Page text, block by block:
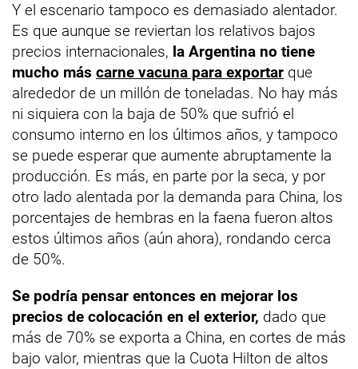
Y el escenario tampoco es demasiado alentador.
Es que aunque se reviertan los relativos bajos
precios internacionales, la Argentina no tiene
mucho más carne vacuna para exportar que
alrededor de un millón de toneladas. No hay más
ni siquiera con la baja de 50% que sufrió el
consumo interno en los últimos años, y tampoco
se puede esperar que aumente abruptamente la
producción. Es más, en parte por la seca, y por
otro lado alentada por la demanda para China, los
porcentajes de hembras en la faena fueron altos
estos últimos años (aún ahora), rondando cerca
de 50%.
Se podría pensar entonces en mejorar los
precios de colocación en el exterior, dado que
más de 70% se exporta a China, en cortes de más
bajo valor, mientras que la Cuota Hilton de altos